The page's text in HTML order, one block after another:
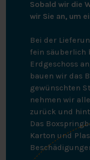
Sobald wir die
wir Sie an, um
Bei der
fein säuberlich
Erdgeschoss
bauen wir das
gewünschten
nehmen wir
zurück und
Das
Karton und